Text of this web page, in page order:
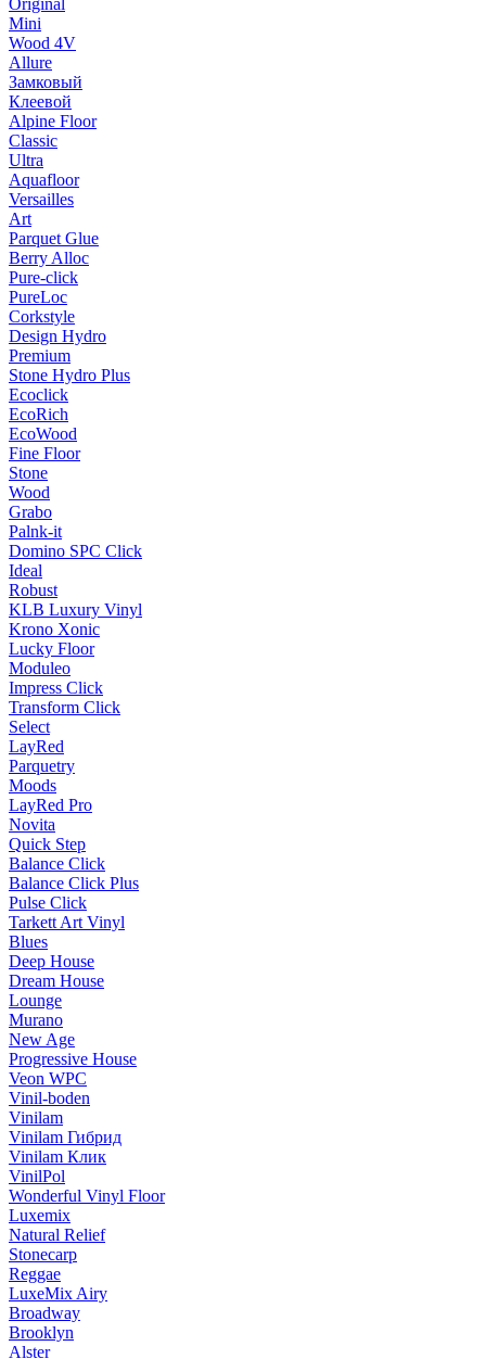
Original
Mini
Wood 4V
Allure
Замковый
Клеевой
Alpine Floor
Classic
Ultra
Aquafloor
Versailles
Art
Parquet Glue
Berry Alloc
Pure-click
PureLoc
Corkstyle
Design Hydro
Premium
Stone Hydro Plus
Ecoclick
EcoRich
EcoWood
Fine Floor
Stone
Wood
Grabo
Palnk-it
Domino SPC Click
Ideal
Robust
KLB Luxury Vinyl
Krono Xonic
Lucky Floor
Moduleo
Impress Click
Transform Click
Select
LayRed
Parquetry
Moods
LayRed Pro
Novita
Quick Step
Balance Click
Balance Click Plus
Pulse Click
Tarkett Art Vinyl
Blues
Deep House
Dream House
Lounge
Murano
New Age
Progressive House
Veon WPC
Vinil-boden
Vinilam
Vinilam Гибрид
Vinilam Клик
VinilPol
Wonderful Vinyl Floor
Luxemix
Natural Relief
Stonecarp
Reggae
LuxeMix Airy
Broadway
Brooklyn
Alster